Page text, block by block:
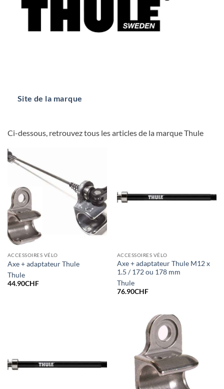
Site de la marque
Ci-dessous, retrouvez tous les articles de la marque Thule
ACCESSOIRES VÉLO
Axe + adaptateur Thule
Thule
44.90CHF
ACCESSOIRES VÉLO
Axe + adaptateur Thule M12 x
1.5 / 172 ou 178 mm
Thule
76.90CHF